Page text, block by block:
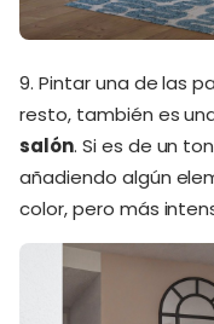
9. Pintar una de las
resto, también es
salón. Si es de un
añadiendo algún
color, pero más